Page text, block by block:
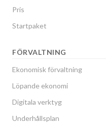
Pris
Startpaket
FÖRVALTNING
Ekonomisk förvaltning
Löpande ekonomi
Digitala verktyg
Underhållsplan